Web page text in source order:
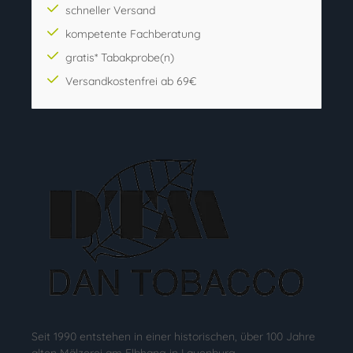
schneller Versand
kompetente Fachberatung
gratis* Tabakprobe(n)
Versandkostenfrei ab 69€
Seit 1990 entstehen in einer historischen, über 100 Jahre